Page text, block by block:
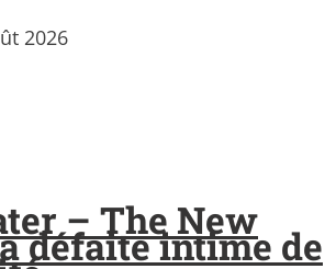
2026
– The New
défaite intime de